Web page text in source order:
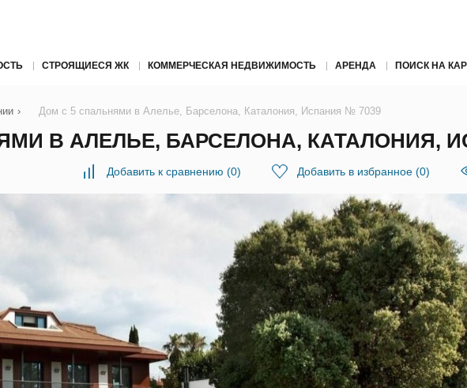
СТРОЯЩИЕСЯ ЖК КОММЕРЧЕСКАЯ НЕДВИЖИМОСТЬ АРЕНДА ПОИСК НА
› Дом с 5 спальнями в Алелье, Барселона, Каталония, Испания № 7039
В АЛЕЛЬЕ, БАРСЕЛОНА, КАТАЛОНИЯ,
Добавить к сравнению (0) Добавить в избранное (0)